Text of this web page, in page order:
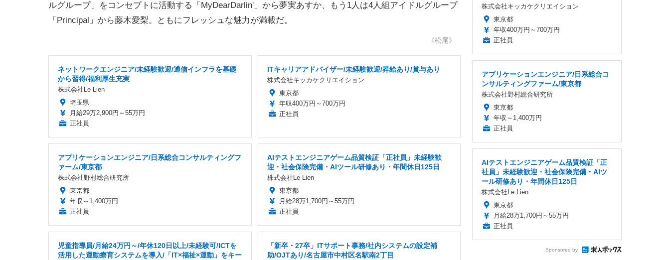
ルグループ」をコンセプトに活動する「MyDearDarlin'」から夢実あすか、もう1人は4人組アイドルグループ
「Principal」から藤木愛梨。ともにフレッシュな魅力が満載だ。
《松尾》
ネットワークエンジニア/未経験歓迎/通信インフラを基礎
から習得/福利厚生充実
株式会社Le Lien
埼玉県
月給29万2,900円～55万円
正社員
ITキャリアアドバイザー/未経験歓迎/昇給あり/賞与あり
株式会社キッカケクリエイション
東京都
年収400万円～700万円
正社員
アプリケーションエンジニア/日系総合コンサルティングフ
ァーム/東京都
株式会社野村総合研究所
東京都
年収～1,400万円
正社員
AIテストエンジニアゲーム品質検証「正社員」未経験歓
迎・社会保険完備・AIツール研修あり・年間休日125日
株式会社Le Lien
東京都
月給28万1,700円～55万円
正社員
児童指導員/月給24万円～/年休120日以上/未経験可/ICTを
活用した運動療育システムを導入/「IT×福祉×運動」をキー
「新卒・27卒」ITサポート事務/社内システムの設定補
助/OJTあり/名古屋市中村区名駅南2丁目
株式会社キッカケクリエイション
東京都
年収400万円～700万円
正社員
アプリケーションエンジニア/日系総合コ
ンサルティングファーム/東京都
株式会社野村総合研究所
東京都
年収～1,400万円
正社員
AIテストエンジニアゲーム品質検証「正
社員」未経験歓迎・社会保険完備・AIツ
ール研修あり・年間休日125日
株式会社Le Lien
東京都
月給28万1,700円～55万円
正社員
Sponsored by